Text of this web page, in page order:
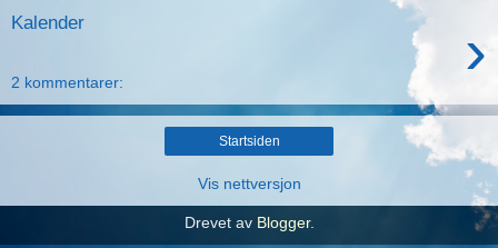
Kalender ›
2 kommentarer:
Startsiden
Vis nettversjon
Drevet av Blogger.